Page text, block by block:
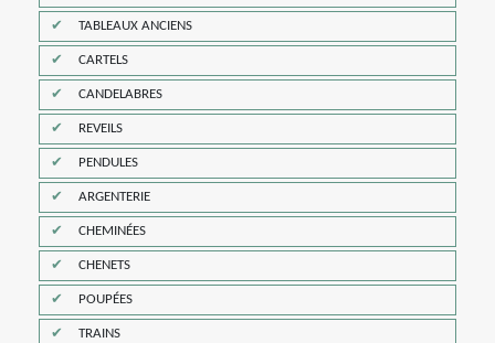
TABLEAUX ANCIENS
CARTELS
CANDELABRES
REVEILS
PENDULES
ARGENTERIE
CHEMINÉES
CHENETS
POUPÉES
TRAINS